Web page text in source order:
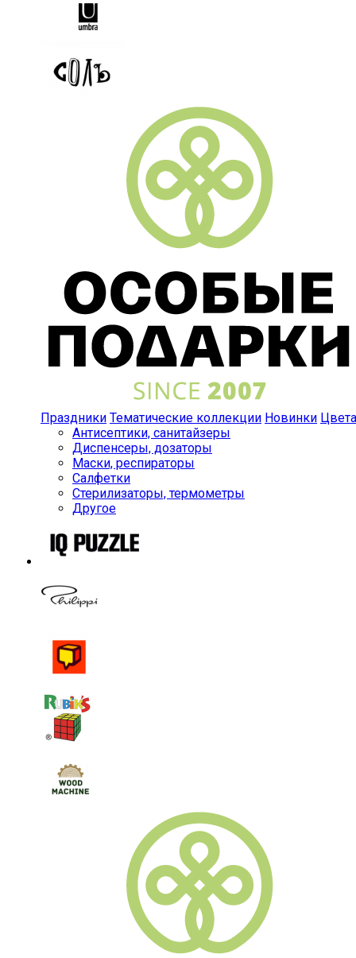
Праздники Тематические коллекции Новинки Цвета
Антисептики, санитайзеры
Диспенсеры, дозаторы
Маски, респираторы
Салфетки
Стерилизаторы, термометры
Другое